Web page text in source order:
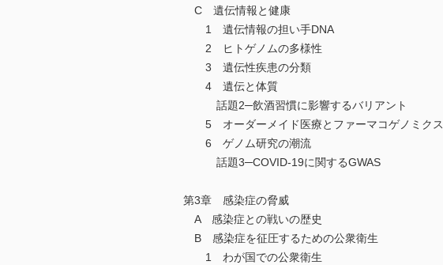
C 遺伝情報と健康
1 遺伝情報の担い手DNA
2 ヒトゲノムの多様性
3 遺伝性疾患の分類
4 遺伝と体質
話題2─飲酒習慣に影響するバリアント
5 オーダーメイド医療とファーマコゲノミクス
6 ゲノム研究の潮流
話題3─COVID-19に関するGWAS
第3章 感染症の脅威
A 感染症との戦いの歴史
B 感染症を征圧するための公衆衛生
1 わが国での公衆衛生